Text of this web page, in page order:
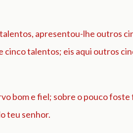
apresentou-lhe outros
talentos; eis aqui outros
bom e fiel; sobre o pouco foste
teu senhor.